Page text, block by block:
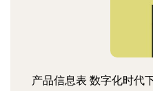
产品信息表 数字化时代